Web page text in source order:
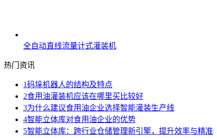
全自动直线流量计式灌装机
热门资讯
1码垛机器人的结构及特点
2食用油灌装机应该在哪里买比较好
3为什么建议食用油企业选择智能灌装生产线
4智能立体库对食用油企业的优势
5智能立体库：跨行业仓储管理新引擎，提升效率与精准